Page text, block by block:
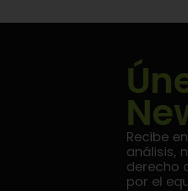
Recibe
análisis,
derecho
por el